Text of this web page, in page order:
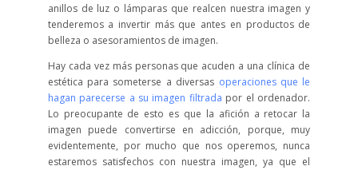
anillos de luz o lámparas que realcen nuestra imagen y
tenderemos a invertir más que antes en productos de
belleza o asesoramientos de imagen.
Hay cada vez más personas que acuden a una clínica de
estética para someterse a diversas operaciones que le
hagan parecerse a su imagen filtrada por el ordenador.
Lo preocupante de esto es que la afición a retocar la
imagen puede convertirse en adicción, porque, muy
evidentemente, por mucho que nos operemos, nunca
estaremos satisfechos con nuestra imagen, ya que el